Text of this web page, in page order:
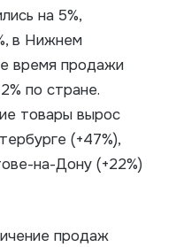
на 5%,
в Нижнем
время продажи
по стране.
товары вырос
(+47%),
на-Дону (+22%)
продаж